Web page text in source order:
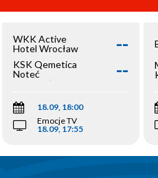
WKK Active
Hotel Wrocław
--
KSK Qemetica
Noteć
Inowrocław
--
18.09, 18:00
Emocje TV
18.09, 17:55